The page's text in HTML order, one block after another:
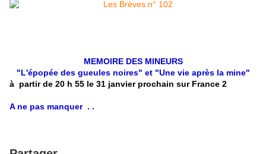
MEMOIRE DES MINEURS
"L'épopée des gueules noires" et "Une vie après la mine"
à partir de 20 h 55 le 31 janvier prochain sur France 2
A ne pas manquer . .